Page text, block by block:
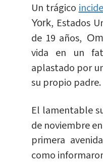
Un trágico
York, Estados
de 19 años,
vida en un
aplastado por
su propio padre.
El lamentable
de noviembre en
primera
como